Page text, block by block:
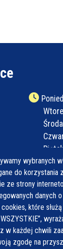
wybranych
do korzystania
ze strony
danych
które
w każdej chwili
zgodę na
Środa
Piątek